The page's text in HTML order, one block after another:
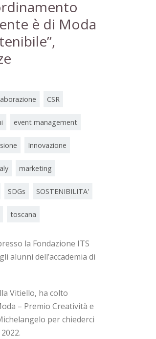
è di Moda
CSR
event management
Innovazione
marketing
SDGs SOSTENIBILITA'
toscana
la Fondazione ITS
alunni dell’accademia di
Vitiello, ha colto
– Premio Creatività e
per chiederci